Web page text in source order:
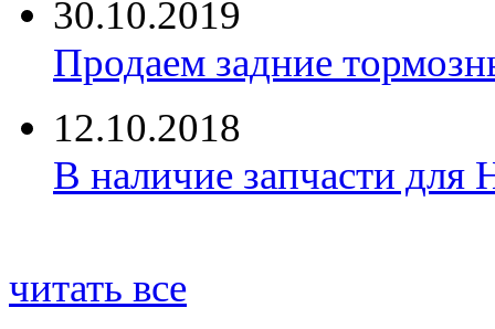
30.10.2019
Продаем задние
12.10.2018
В наличие запчасти для
читать все